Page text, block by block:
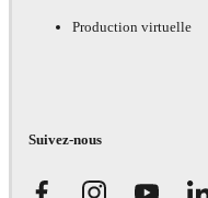
Production virtuelle
Suivez-nous